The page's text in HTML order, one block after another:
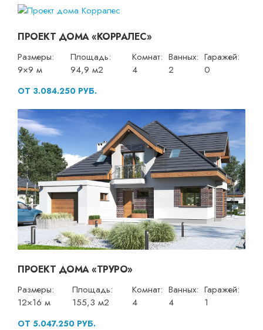
ПРОЕКТ ДОМА «КОРРАЛЕС»
Размеры:
9×9 м
Площадь:
94,9 м2
Комнат:
4
Ванных:
2
Гаражей:
0
ОТ 3.084.250 РУБ.
ПРОЕКТ ДОМА «ТРУРО»
Размеры:
12×16 м
Площадь:
155,3 м2
Комнат:
4
Ванных:
4
Гаражей:
1
ОТ 5.047.250 РУБ.